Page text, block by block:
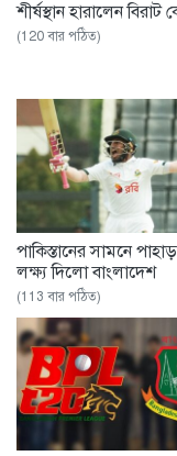
শীর্ষস্থান হারালেন বিরাট
(120 বার পঠিত)
পাকিস্তানের সামনে
লক্ষ্য দিলো বাংলাদেশ
(113 বার পঠিত)